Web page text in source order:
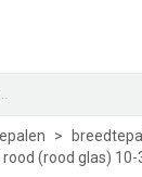
>
rood (rood glas)